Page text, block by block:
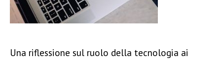
Una riflessione sul ruolo della tecnologia ai